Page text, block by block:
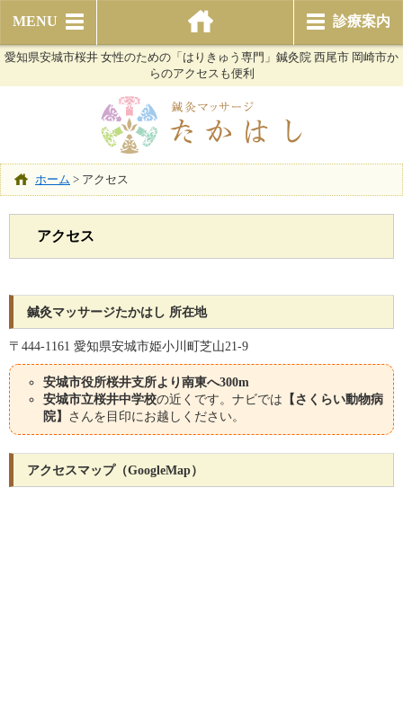
MENU 診療案内
愛知県安城市桜井 女性のための「はりきゅう専門」鍼灸院 西尾市 岡崎市か
らのアクセスも便利
ホーム > アクセス
アクセス
鍼灸マッサージたかはし 所在地
〒444-1161 愛知県安城市姫小川町芝山21-9
安城市役所桜井支所より南東へ300m
安城市立桜井中学校の近くです。ナビでは 【さくらい動物病
院】 さんを目印にお越しください。
アクセスマップ（GoogleMap）